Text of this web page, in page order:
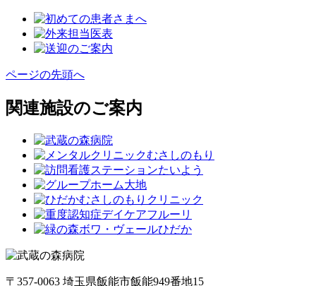
ページの先頭へ
関連施設のご案内
〒357-0063 埼玉県飯能市飯能949番地15